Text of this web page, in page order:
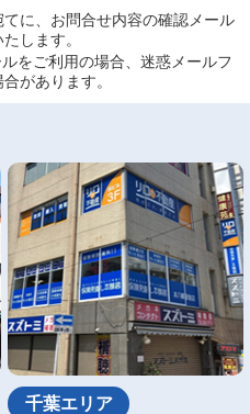
に、お問合せ内容の確認メール
します。
をご利用の場合、迷惑メールフ
があります。
千葉エリア